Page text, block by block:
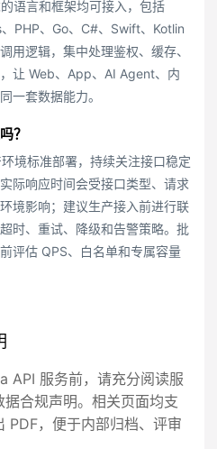
语言和框架均可接入，包括
PHP、Go、C#、Swift、Kotlin
用逻辑，集中处理鉴权、缓存、
让 Web、App、AI Agent、内
一套数据能力。
？
境标准部署，持续关注接口稳定
际响应时间会受接口类型、请求
境影响；建议生产接入前进行联
时、重试、降级和告警策略。批
评估 QPS、白名单和专属容量
API 服务前，请充分阅读服
合规声明。相关页面均支
PDF，便于内部归档、评审